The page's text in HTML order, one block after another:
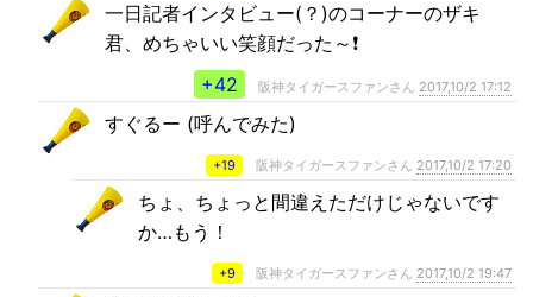
一日記者インタビュー(？)のコーナーのザキ
君、めちゃいい笑顔だった～❗
+42
阪神タイガースファンさん 2017,10/2 17:12
すぐるー (呼んでみた)
+19 阪神タイガースファンさん 2017,10/2 17:20
ちょ、ちょっと間違えただけじゃないです
か…もう！
+9 阪神タイガースファンさん 2017,10/2 19:47